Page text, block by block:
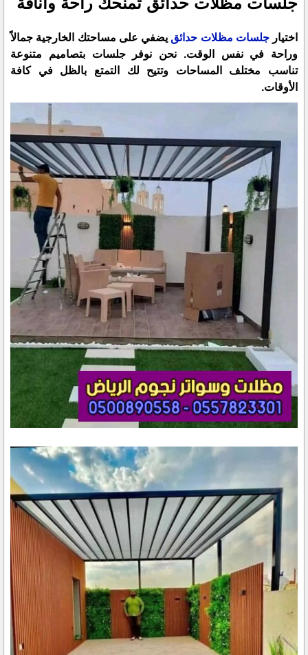
اختيار جلسات مظلات حدائق يضفي على مساحتك الخارجية جمالاً
وراحة في نفس الوقت. نحن نوفر جلسات بتصاميم متنوعة
تناسب مختلف المساحات وتتيح لك التمتع بالظل في كافة
الأوقات.